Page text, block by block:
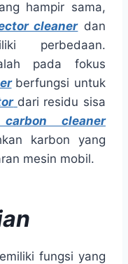
hampir sama,
cleanerdan
perbedaan.
pada fokus
berfungsi untuk
dari residu sisa
cleaner
karbon yang
mesin mobil.
fungsi yang